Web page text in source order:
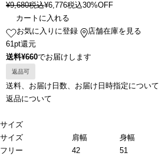
¥9,680税込¥6,776税込30%OFF
カートに入れる
お気に入りに登録
店舗在庫を見る
61pt還元
送料¥660でお届けします
返品可
送料、お届け日数、お届け日時指定について
返品について
サイズ
サイズ
肩幅 身幅
フリー
42 51